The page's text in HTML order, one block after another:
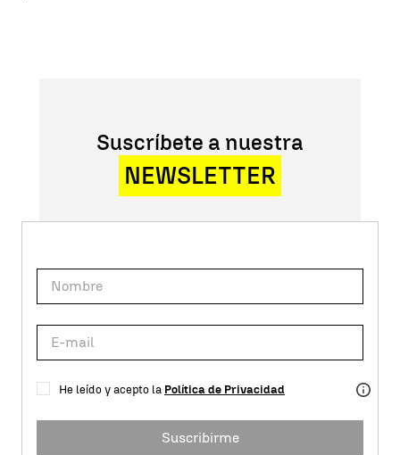
Suscríbete a nuestra
NEWSLETTER
He leído y acepto la Política de Privacidad
Suscribirme